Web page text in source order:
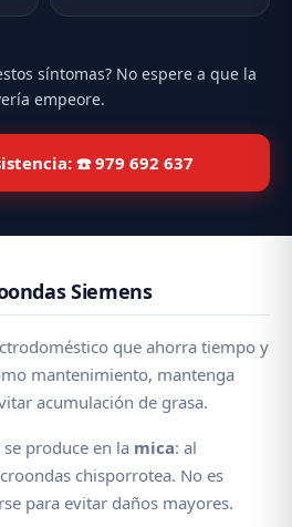
síntomas? No espere a que la
empeore.
☎️ 979 692 637
Siemens
que ahorra tiempo y
mantenimiento, mantenga
acumulación de grasa.
produce en la mica: al
chisporrotea. No es
para evitar daños mayores.